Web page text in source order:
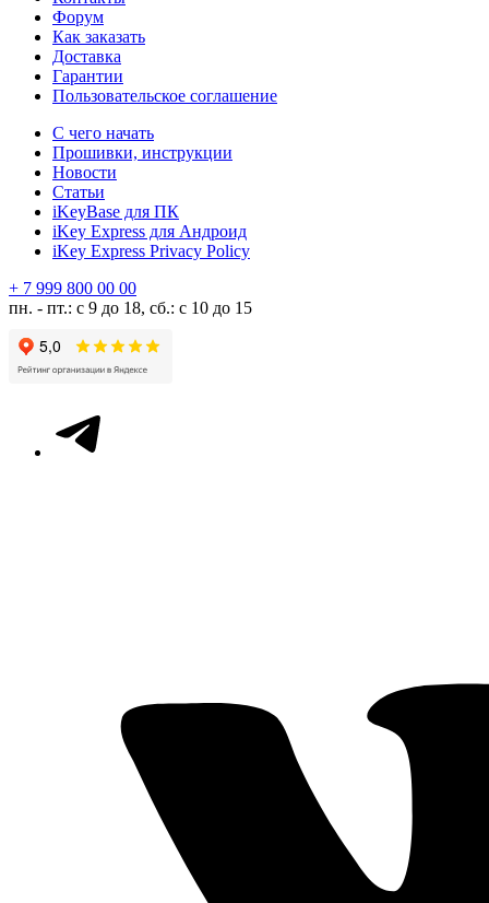
Форум
Как заказать
Доставка
Гарантии
Пользовательское соглашение
С чего начать
Прошивки, инструкции
Новости
Статьи
iKeyBase для ПК
iKey Express для Андроид
iKey Express Privacy Policy
+ 7 999 800 00 00
пн. - пт.: с 9 до 18, сб.: с 10 до 15